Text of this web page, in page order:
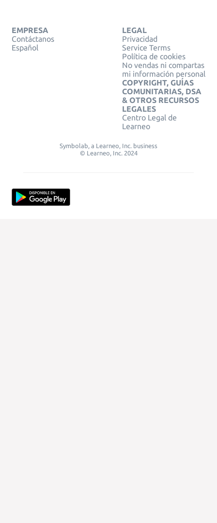
EMPRESA
Contáctanos
Español
LEGAL
Privacidad
Service Terms
Política de cookies
No vendas ni compartas
mi información personal
COPYRIGHT, GUÍAS
COMUNITARIAS, DSA
& OTROS RECURSOS
LEGALES
Centro Legal de
Learneo
Symbolab, a Learneo, Inc. business
© Learneo, Inc. 2024